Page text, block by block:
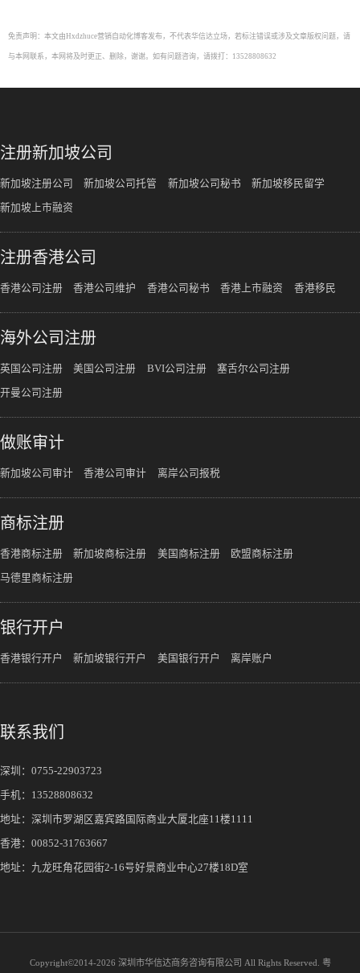
免责声明：本文由Hxdzhuce营销自动化博客发布，不代表华信达立场，若标注错误或涉及文章版权问题，请
与本网联系，本网将及时更正、删除，谢谢。如有问题咨询，请拨打：13528808632
注册新加坡公司
新加坡注册公司 新加坡公司托管 新加坡公司秘书 新加坡移民留学
新加坡上市融资
注册香港公司
香港公司注册 香港公司维护 香港公司秘书 香港上市融资 香港移民
海外公司注册
英国公司注册 美国公司注册 BVI公司注册 塞舌尔公司注册
开曼公司注册
做账审计
新加坡公司审计 香港公司审计 离岸公司报税
商标注册
香港商标注册 新加坡商标注册 美国商标注册 欧盟商标注册
马德里商标注册
银行开户
香港银行开户 新加坡银行开户 美国银行开户 离岸账户
联系我们
深圳： 0755-22903723
手机： 13528808632
地址：深圳市罗湖区嘉宾路国际商业大厦北座11楼1111
香港：00852-31763667
地址：九龙旺角花园街2-16号好景商业中心27楼18D室
Copyright©2014-2026 深圳市华信达商务咨询有限公司 All Rights Reserved. 粤